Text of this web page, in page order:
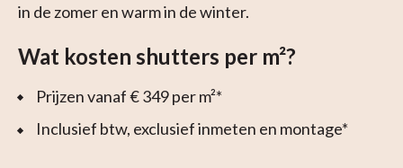
in de zomer en warm in de winter.
Wat kosten shutters per m²?
Prijzen vanaf € 349 per m²*
Inclusief btw, exclusief inmeten en montage*